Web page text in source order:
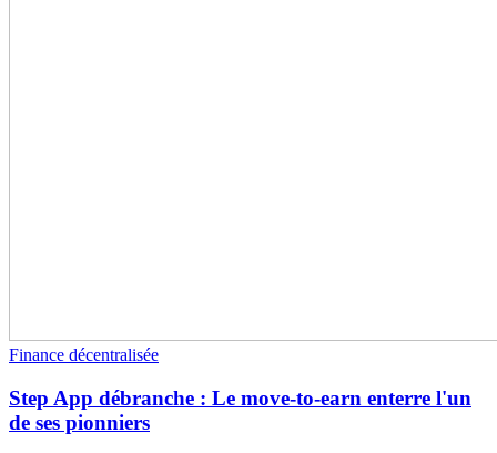
Finance décentralisée
Step App débranche : Le move-to-earn enterre l'un
de ses pionniers